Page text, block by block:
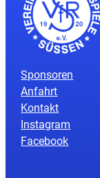
Sponsoren
Anfahrt
Kontakt
Instagram
Facebook